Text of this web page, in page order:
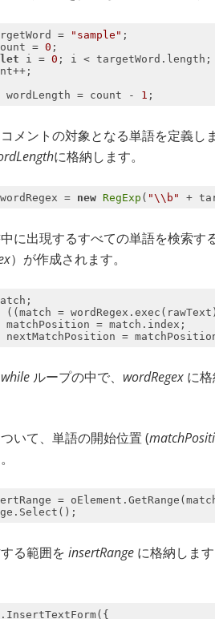
= "sample"
= 0
let i = 0
wordLength = count - 1
メントの対象となる単語を定義し
に格納します。
wordRegex = new RegExp ( "\\b" +
に出現するすべての単語を検索
）が作成されます。
((match =
while ループの中で、 wordRegex に
いて、単語の開始位置 (
る範囲を insertRange に格納します